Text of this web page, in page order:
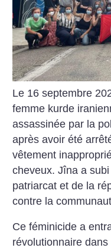
Le 16 septembre
femme kurde
assassinée par la
après avoir été
vêtement
cheveux. Jîna a
patriarcat et de la
contre la
Ce féminicide a
révolutionnaire